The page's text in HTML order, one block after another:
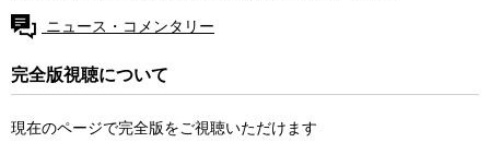
ニュース・コメンタリー
完全版視聴について
現在のページで完全版をご視聴いただけます